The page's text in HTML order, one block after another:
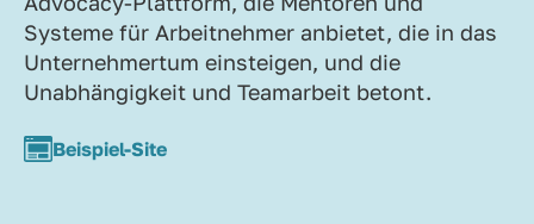
Systeme für Arbeitnehmer anbietet, die in das
Unternehmertum einsteigen, und die
Unabhängigkeit und Teamarbeit betont.
Beispiel-Site